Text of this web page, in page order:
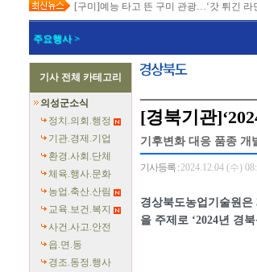
[구미]예능 타고 뜬 구미 관광…‘갓 튀긴 라
[경북교육청]일본 방위백서 독도 영유권 주
[경북도청]지역별 전기요금제 조속 시행 촉
[포항]박용선 포항시장, '민생·안전 중심,
[칠곡]북삼오평일반산업단지 보상 절차 본
[의성]최유철 의성군수, 청년단체 만나 지역
[예천]회장기 대학·실업 양궁대회 첫 유치
[예천]예천군의회, 반부패·청렴·갑질 예방
[영덕]여름 성수기 해수욕장 합동 안전점검
주요행사 >
기사 전체 카테고리
의성군소식
정치.의회.행정
기관.경제.기업
환경.사회.단체
체육.행사.문화
농업.축산.산림
교육.보건.복지
사건.사고.안전
읍.면.동
경조.동정.행사
[경북기관
기후변화 대응 품종 개
기사등록 :2024.12.04 (수)
경상북도농업기술원
을 주제로 ‘2024년 경